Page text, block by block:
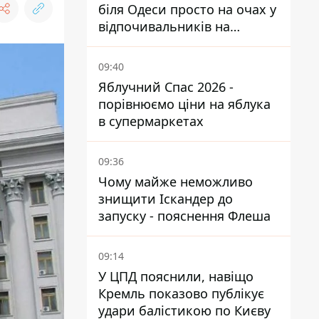
біля Одеси просто на очах у
відпочивальників на
переповненому пляжі
09:40
Яблучний Спас 2026 -
порівнюємо ціни на яблука
в супермаркетах
09:36
Чому майже неможливо
знищити Іскандер до
запуску - пояснення Флеша
09:14
У ЦПД пояснили, навіщо
Кремль показово публікує
удари балістикою по Києву